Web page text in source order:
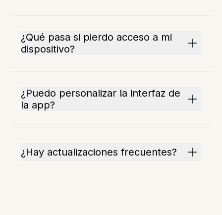
¿Qué pasa si pierdo acceso a mi
dispositivo?
¿Puedo personalizar la interfaz de
la app?
¿Hay actualizaciones frecuentes?